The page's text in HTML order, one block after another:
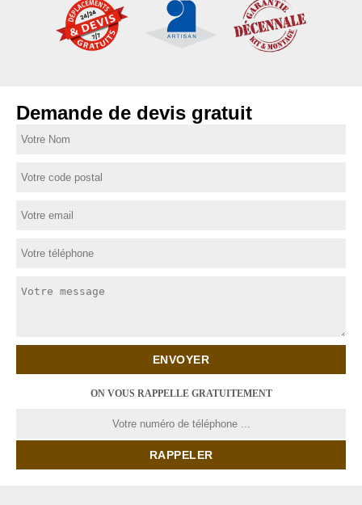
Demande de devis gratuit
ON VOUS RAPPELLE GRATUITEMENT